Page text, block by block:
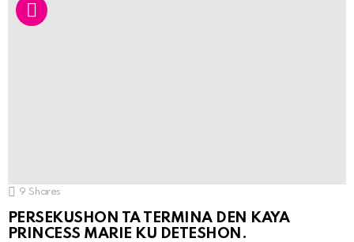
9 Shares
PERSEKUSHON TA TERMINA DEN KAYA
PRINCESS MARIE KU DETESHON.